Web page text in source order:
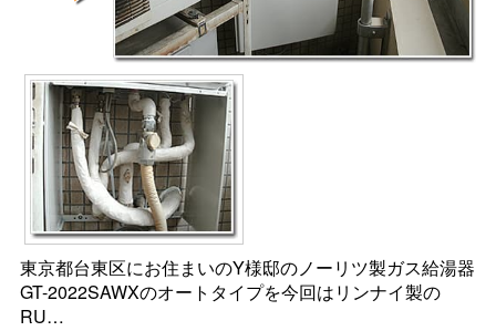
東京都台東区にお住まいのY様邸のノーリツ製ガス給湯器
GT-2022SAWXのオートタイプを今回はリンナイ製の
RU…